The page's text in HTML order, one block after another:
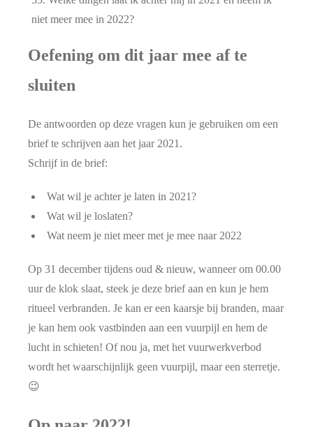
niet meer mee in 2022?
Oefening om dit jaar mee af te
sluiten
De antwoorden op deze vragen kun je gebruiken om een
brief te schrijven aan het jaar 2021.
Schrijf in de brief:
Wat wil je achter je laten in 2021?
Wat wil je loslaten?
Wat neem je niet meer met je mee naar 2022
Op 31 december tijdens oud & nieuw, wanneer om 00.00
uur de klok slaat, steek je deze brief aan en kun je hem
ritueel verbranden. Je kan er een kaarsje bij branden, maar
je kan hem ook vastbinden aan een vuurpijl en hem de
lucht in schieten! Of nou ja, met het vuurwerkverbod
wordt het waarschijnlijk geen vuurpijl, maar een sterretje.
😉